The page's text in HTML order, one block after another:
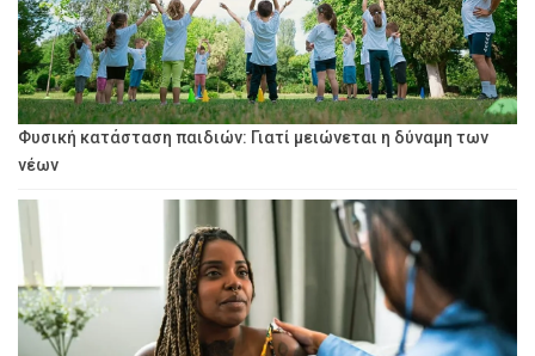
Φυσική κατάσταση παιδιών: Γιατί μειώνεται η δύναμη των
νέων